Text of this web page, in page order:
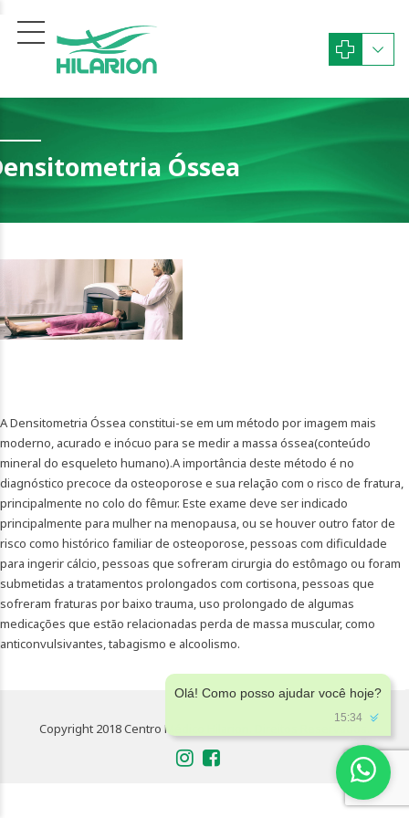
Olá! Como posso ajudar você hoje?
15:34
Óssea
A Densitometria Óssea constitui-se em um método por imagem mais
moderno, acurado e inócuo para se medir a massa óssea(conteúdo
mineral do esqueleto humano).A importância deste método é no
diagnóstico precoce da osteoporose e sua relação com o risco de fratura,
principalmente no colo do fêmur. Este exame deve ser indicado
principalmente para mulher na menopausa, ou se houver outro fator de
risco como histórico familiar de osteoporose, pessoas com dificuldade
para ingerir cálcio, pessoas que sofreram cirurgia do estômago ou foram
submetidas a tratamentos prolongados com cortisona, pessoas que
sofreram fraturas por baixo trauma, uso prolongado de algumas
medicações que estão relacionadas perda de massa muscular, como
anticonvulsivantes, tabagismo e alcoolismo.
Copyright 2018 Centro Médico Hilarion. Direitos Reservados.